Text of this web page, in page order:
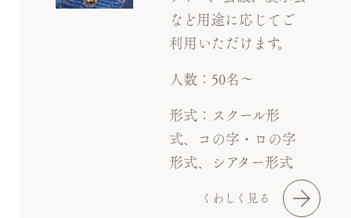
など用途に応じてご
利用いただけます。
人数：50名～
形式：スクール形
式、コの字・ロの字
形式、シアター形式
くわしく見る